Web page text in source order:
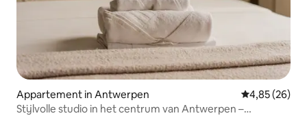
Appartement in Antwerpen Gemiddelde
4,85 (26)
Stijlvolle studio in het centrum van Antwerpen –